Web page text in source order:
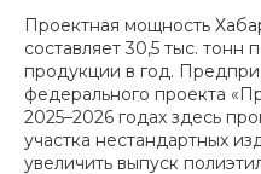
Проектная мощность
составляет 30,5 тыс. тонн
продукции в год.
федерального проекта
2025–2026 годах здесь
участка нестандартных
увеличить выпуск